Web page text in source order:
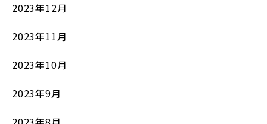
2023年12月
2023年11月
2023年10月
2023年9月